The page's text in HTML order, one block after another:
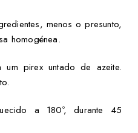
menos o presunto,
homogénea.
pirex untado de azeite.
a 180º, durante 45